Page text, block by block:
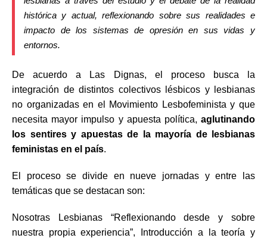
histórica y actual, reflexionando sobre sus realidades e
impacto de los sistemas de opresión en sus vidas y
entornos.
De acuerdo a Las Dignas, el proceso busca la
integración de distintos colectivos lésbicos y lesbianas
no organizadas en el Movimiento Lesbofeminista y que
necesita mayor impulso y apuesta política, aglutinando
los sentires y apuestas de la mayoría de lesbianas
feministas en el país.
El proceso se divide en nueve jornadas y entre las
temáticas que se destacan son:
Nosotras Lesbianas “Reflexionando desde y sobre
nuestra propia experiencia”, Introducción a la teoría y